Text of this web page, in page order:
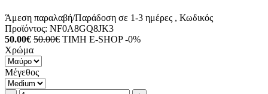
Άμεση παραλαβή/Παράδοση σε 1-3 ημέρες , Κωδικός
Προϊόντος: NF0A8GQ8JK3
50.00€ 50.00€ ΤΙΜΗ E-SHOP -0%
Χρώμα
Μέγεθος